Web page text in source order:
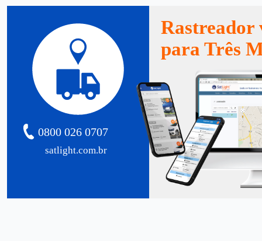
satlight.com.br
0800 026 0707
Rastreador
para Três